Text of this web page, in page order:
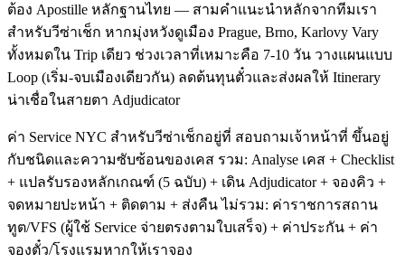
ต้อง Apostille หลักฐานไทย — สามคำแนะนำหลักจากทีมเรา
สำหรับวีซ่าเช็ก หากมุ่งหวังดูเมือง Prague, Brno, Karlovy Vary
ทั้งหมดใน Trip เดียว ช่วงเวลาที่เหมาะคือ 7-10 วัน วางแผนแบบ
Loop (เริ่ม-จบเมืองเดียวกัน) ลดต้นทุนตั๋วและส่งผลให้ Itinerary
น่าเชื่อในสายตา Adjudicator
ค่า Service NYC สำหรับวีซ่าเช็กอยู่ที่ สอบถามเจ้าหน้าที่ ขึ้นอยู่
กับชนิดและความซับซ้อนของเคส รวม: Analyse เคส + Checklist
+ แปลรับรองหลักเกณฑ์ (5 ฉบับ) + เดิน Adjudicator + จองคิว +
จดหมายปะหน้า + ติดตาม + ส่งคืน ไม่รวม: ค่าราชการสถาน
ทูต/VFS (ผู้ใช้ Service จ่ายตรงตามใบเสร็จ) + ค่าประกัน + ค่า
จองตั๋ว/โรงแรมหากให้เราจอง